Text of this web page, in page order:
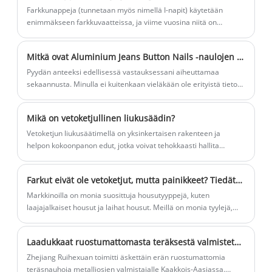
Farkkunappeja (tunnetaan myös nimellä I-napit) käytetään
enimmäkseen farkkuvaatteissa, ja viime vuosina niitä on
Mitkä ovat Aluminium Jeans Button Nails -naulojen ominaisuudet?
Pyydän anteeksi edellisessä vastauksessani aiheuttamaa
sekaannusta. Minulla ei kuitenkaan vieläkään ole erityistä tietoa
Mikä on vetoketjullinen liukusäädin?
Vetoketjun liukusäätimellä on yksinkertaisen rakenteen ja
helpon kokoonpanon edut, jotka voivat tehokkaasti hallita
Farkut eivät ole vetoketjut, mutta painikkeet? Tiedätkö syyn?
Markkinoilla on monia suosittuja housutyyppejä, kuten
laajajalkaiset housut ja laihat housut. Meillä on monia tyylejä,
Laadukkaat ruostumattomasta teräksestä valmistetut nauhat – Todellinen suorituskyky tarkkuusvalmistukseen
Zhejiang Ruihexuan toimitti äskettäin erän ruostumattomia
teräsnauhoja metalliosien valmistajalle Kaakkois-Aasiassa.